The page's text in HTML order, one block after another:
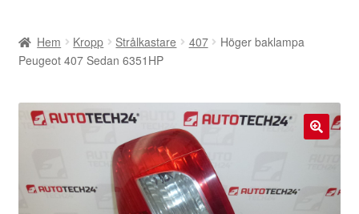
Betalningar
Kolla upp
Hem Kropp Strålkastare 407
Höger baklampa
Peugeot 407 Sedan 6351HP